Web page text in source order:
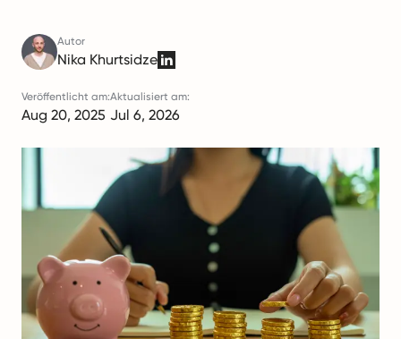
Autor
Nika Khurtsidze
Veröffentlicht am:
Aug 20, 2025
Aktualisiert am:
Jul 6, 2026